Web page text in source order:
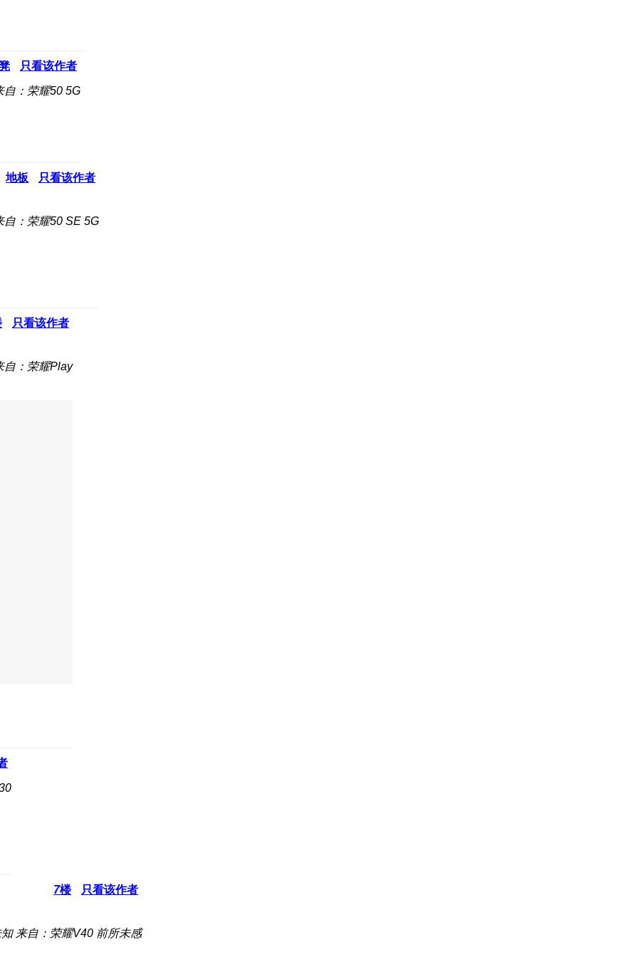
只看该作者
自：荣耀50 5G
地板 只看该作者
自：荣耀50 SE 5G
只看该作者
自：荣耀Play
7楼 只看该作者
来自：荣耀V40 前所未感